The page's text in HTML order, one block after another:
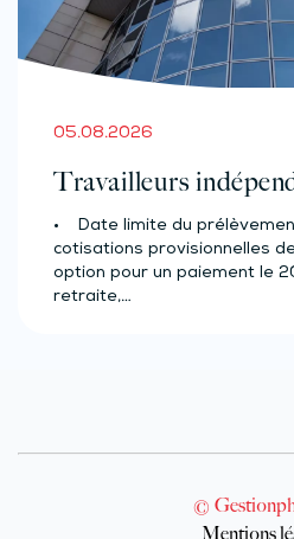
05.08.2026
Travailleurs
• Date limite du
cotisations provisionnelles
option pour un paiement le
retraite,…
©
Mentions